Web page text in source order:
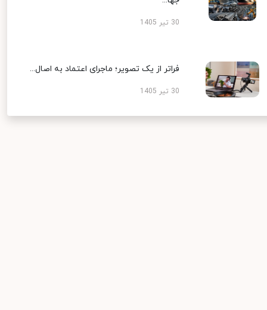
30 تیر 1405
فراتر از یک تصویر؛ ماجرای اعتماد به اصال...
30 تیر 1405